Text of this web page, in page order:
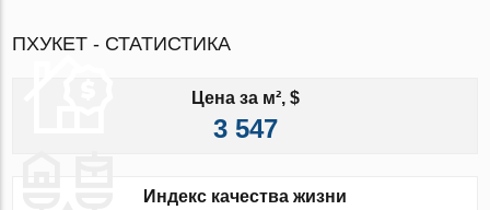
ПХУКЕТ - СТАТИСТИКА
Цена за м², $
3 547
Индекс качества жизни